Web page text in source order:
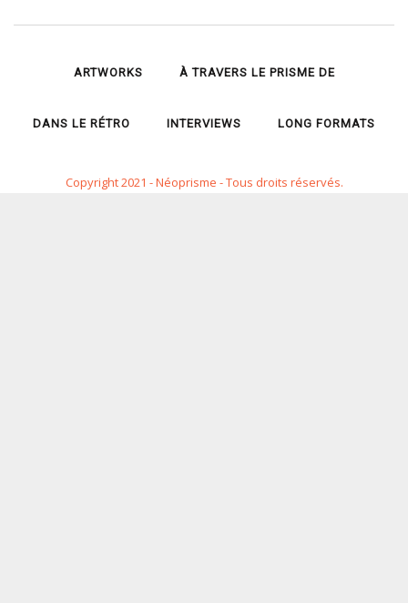
ARTWORKS À TRAVERS LE PRISME DE
DANS LE RÉTRO INTERVIEWS LONG FORMATS
Copyright 2021 - Néoprisme - Tous droits réservés.